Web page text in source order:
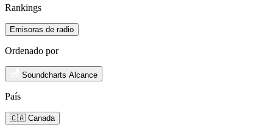
Rankings
Emisoras de radio
Ordenado por
Soundcharts Alcance
País
🇨🇦 Canada